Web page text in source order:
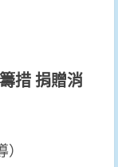
措 捐贈消